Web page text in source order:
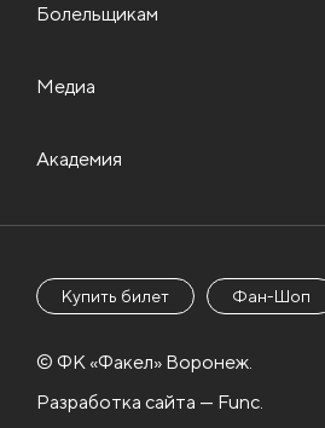
Болельщикам
Медиа
Академия
Купить билет Фан-Шоп
© ФК «Факел» Воронеж.
Разработка сайта — Func.